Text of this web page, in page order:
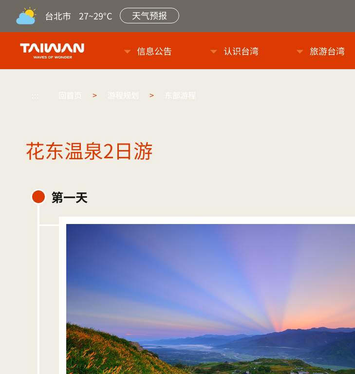
台北市 27~29°C 天气预报
台旅会北京办事处-台湾观光信息网
信息公告
认识台湾 旅游台湾
::: 回首页 > 游程规划 > 东部游程
花东温泉2日游
第一天